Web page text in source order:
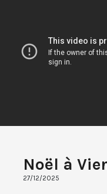
Noël à
27/12/2025